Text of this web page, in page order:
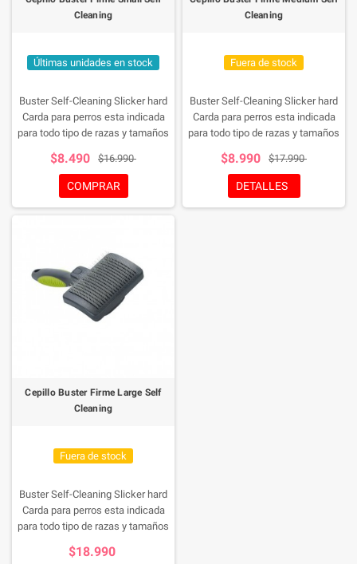
Cleaning
Últimas unidades en stock
Buster Self-Cleaning Slicker hard
Carda para perros esta indicada
para todo tipo de razas y tamaños
ideal para cepillar a tu mascota, y
con un habil sistema para eliminar
los pelos atrapados haciendo mas
facil la limpieza.
$8.490 $16.990
COMPRAR
Cleaning
Fuera de stock
Buster Self-Cleaning Slicker hard
Carda para perros esta indicada
para todo tipo de razas y tamaños
ideal para cepillar a tu mascota, y
con un habil sistema para eliminar
los pelos atrapados haciendo mas
$8.990 $17.990
DETALLES
Cepillo Buster Firme Large Self
Cleaning
Fuera de stock
Buster Self-Cleaning Slicker hard
Carda para perros esta indicada
para todo tipo de razas y tamaños
ideal para cepillar a tu mascota, y
$18.990